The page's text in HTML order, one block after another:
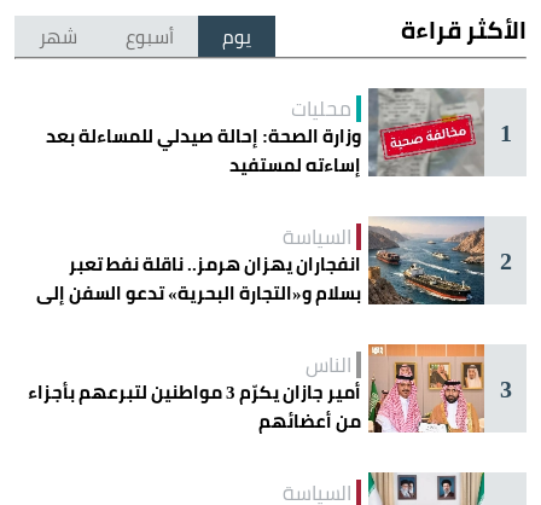
الأكثر قراءة يوم أسبوع شهر
1
محليات
وزارة الصحة: إحالة صيدلي للمساءلة بعد
إساءته لمستفيد
2
السياسة
انفجاران يهزان هرمز.. ناقلة نفط تعبر
بسلام و«التجارة البحرية» تدعو السفن إلى
3
الناس
أمير جازان يكرّم 3 مواطنين لتبرعهم بأجزاء
من أعضائهم
السياسة